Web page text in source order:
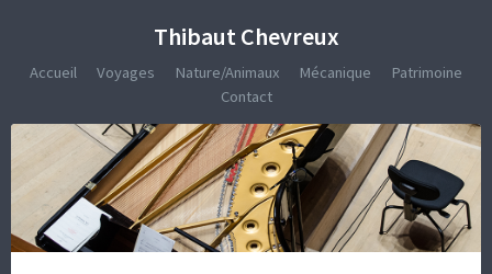
Thibaut Chevreux
Accueil Voyages Nature/Animaux Mécanique
Patrimoine
Contact